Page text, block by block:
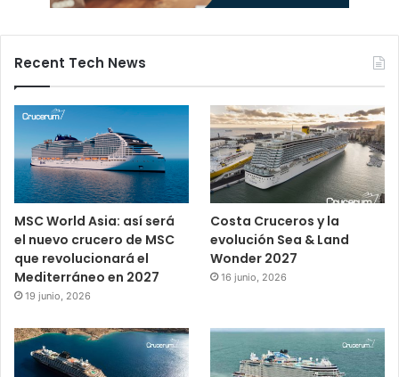
Recent Tech News
MSC World Asia: así será
el nuevo crucero de MSC
que revolucionará el
Mediterráneo en 2027
19 junio, 2026
Costa Cruceros y la
evolución Sea & Land
Wonder 2027
16 junio, 2026